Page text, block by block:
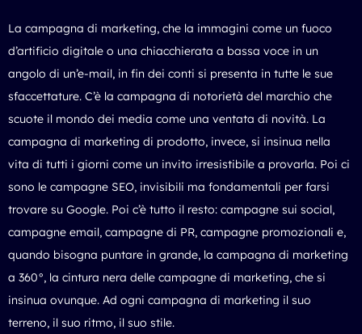
La campagna di marketing, che la immagini come un fuoco
d’artificio digitale o una chiacchierata a bassa voce in un
angolo di un’e-mail, in fin dei conti si presenta in tutte le sue
sfaccettature. C’è la campagna di notorietà del marchio che
scuote il mondo dei media come una ventata di novità. La
campagna di marketing di prodotto, invece, si insinua nella
vita di tutti i giorni come un invito irresistibile a provarla. Poi ci
sono le campagne SEO, invisibili ma fondamentali per farsi
trovare su Google. Poi c’è tutto il resto: campagne sui social,
campagne email, campagne di PR, campagne promozionali e,
quando bisogna puntare in grande, la campagna di marketing
a 360°, la cintura nera delle campagne di marketing, che si
insinua ovunque. Ad ogni campagna di marketing il suo
terreno, il suo ritmo, il suo stile.